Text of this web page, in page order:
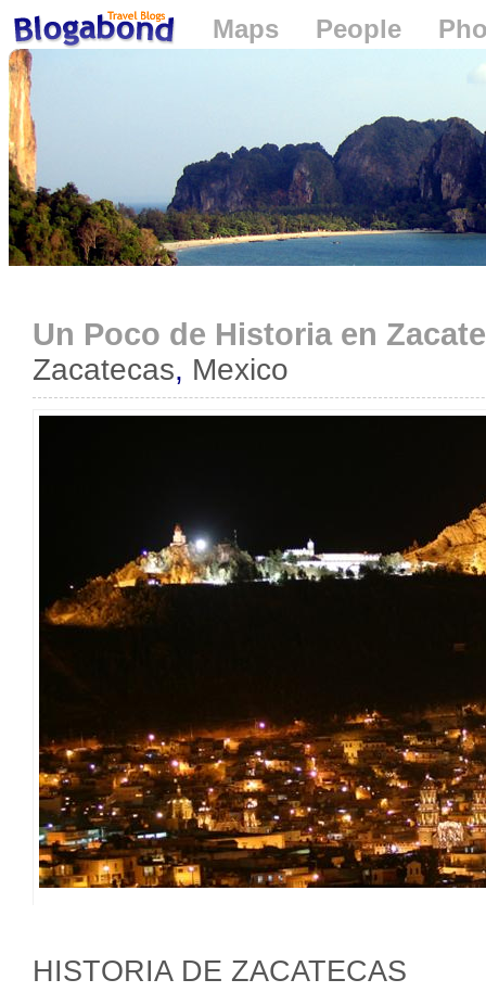
Loading...
Maps People
Un Poco de Historia en
Zacatecas, Mexico
HISTORIA DE ZACATECAS